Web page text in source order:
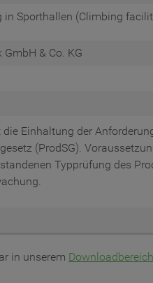
in Sporthallen (Climbing
& Co. KG
Einhaltung der
(ProdSG).
Typprüfung des
in unserem Downloadbereich